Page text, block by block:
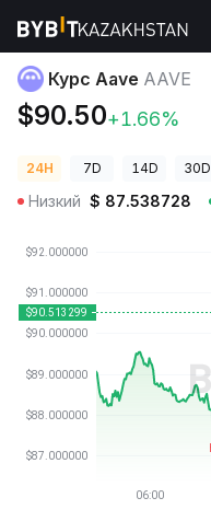
Цены криптовалют Курс
Курс Aave AAVE
$90.50+1.66%
24H 7D 14D 30D
Низкий $ 87.538728